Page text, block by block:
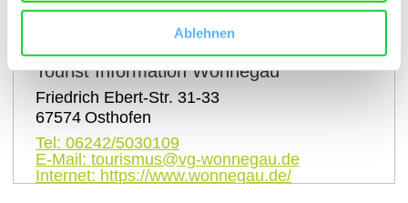
Ablehnen
Kontaktinformationen:
Tourist Information Wonnegau
Friedrich Ebert-Str. 31-33
67574 Osthofen
Tel: 06242/5030109
E-Mail: tourismus@vg-wonnegau.de
Internet: https://www.wonnegau.de/